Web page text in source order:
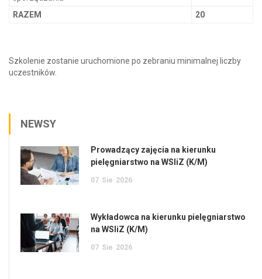
RAZEM
20
Szkolenie zostanie uruchomione po zebraniu minimalnej liczby
uczestników.
NEWSY
Prowadzący zajęcia na kierunku
pielęgniarstwo na WSIiZ (K/M)
07 Sie 2026
Wykładowca na kierunku pielęgniarstwo
na WSIiZ (K/M)
07 Sie 2026